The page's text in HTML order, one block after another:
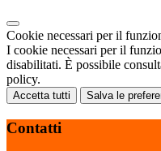
Cookie necessari per il
I cookie necessari per il
disabilitati. È possibile
policy.
Accetta tutti Salva le
Contatti